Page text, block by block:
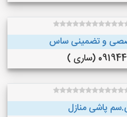
و تضمینی ساس
(ساری )
پاشی منازل